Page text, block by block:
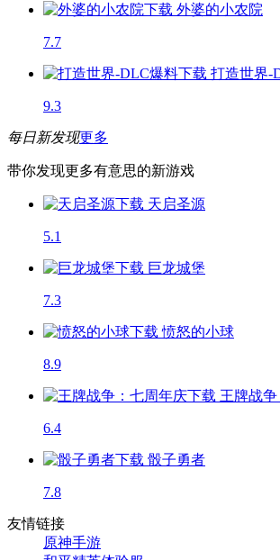
外婆的小农院
7.7
打造世界-
9.3
每日新发现更多
带你发现更多有意思的新游戏
天启圣源
5.1
巨龙城堡
7.3
愤怒的小球
8.9
王牌战
6.4
骰子勇者
7.8
友情链接
原神手游